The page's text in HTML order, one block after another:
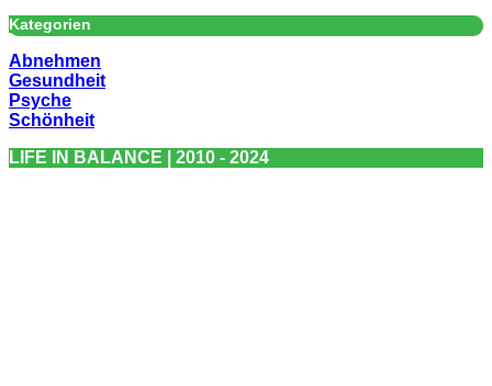
Kategorien
Abnehmen
Gesundheit
Psyche
Schönheit
LIFE IN BALANCE | 2010 - 2024